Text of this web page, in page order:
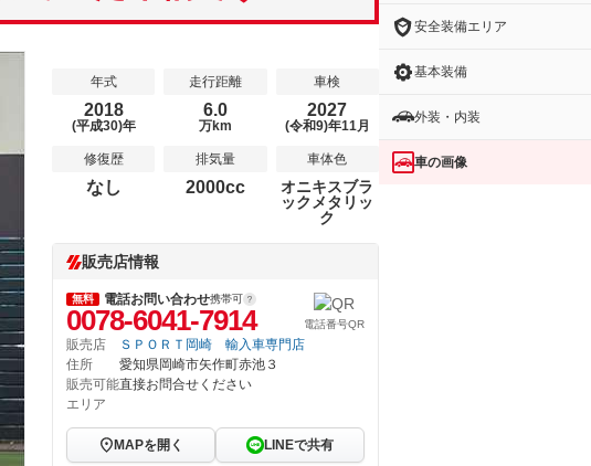
年式
2018
(平成30)年
走行距離
6.0
万km
車検
2027
(令和9)年11月
修復歴
なし
排気量
2000cc
車体色
オニキスブラ
ックメタリッ
ク
販売店情報
無料 電話お問い合わせ携帯可
0078-6041-7914 電話番号QR
販売店
ＳＰＯＲＴ岡崎 輸入車専門店
住所
愛知県岡崎市矢作町赤池３
販売可能
エリア
直接お問合せください
MAPを開く LINEで共有
安全装備エリア
基本装備
外装・内装
車の画像